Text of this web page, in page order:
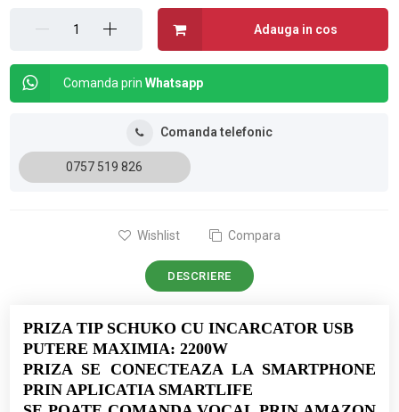
Adauga in cos
Comanda prinWhatsapp
Comanda telefonic
0757 519 826
Wishlist Compara
DESCRIERE
PRIZA TIP SCHUKO CU INCARCATOR USB
PUTERE MAXIMIA: 2200W
PRIZA SE CONECTEAZA LA SMARTPHONE
PRIN APLICATIA SMARTLIFE